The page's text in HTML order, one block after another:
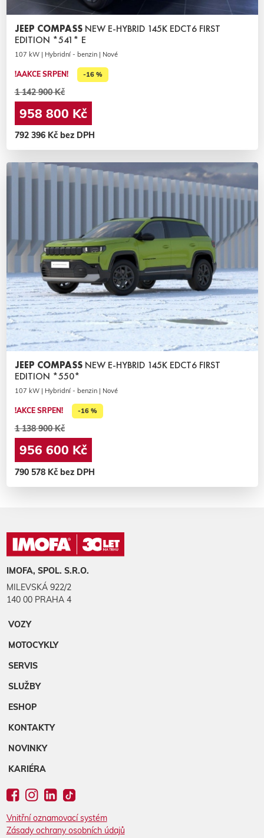
JEEP COMPASS NEW E-HYBRID 145K EDCT6 FIRST
EDITION *541* E
107 kW | Hybridní - benzin | Nové
!AAKCE SRPEN! -16 %
1 142 900 Kč
958 800 Kč
792 396 Kč bez DPH
JEEP COMPASS NEW E-HYBRID 145K EDCT6 FIRST
EDITION *550*
107 kW | Hybridní - benzin | Nové
!AKCE SRPEN! -16 %
1 138 900 Kč
956 600 Kč
790 578 Kč bez DPH
IMOFA, SPOL. S.R.O.
MILEVSKÁ 922/2
140 00 PRAHA 4
VOZY
MOTOCYKLY
SERVIS
SLUŽBY
ESHOP
KONTAKTY
NOVINKY
KARIÉRA
Vnitřní oznamovací systém
Zásady ochrany osobních údajů